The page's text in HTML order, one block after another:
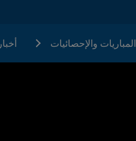
المباريات والإحصائيات أخبار